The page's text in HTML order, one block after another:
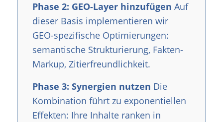
Phase 2: GEO-Layer hinzufügen Auf
dieser Basis implementieren wir
GEO-spezifische Optimierungen:
semantische Strukturierung, Fakten-
Markup, Zitierfreundlichkeit.
Phase 3: Synergien nutzen Die
Kombination führt zu exponentiellen
Effekten: Ihre Inhalte ranken in